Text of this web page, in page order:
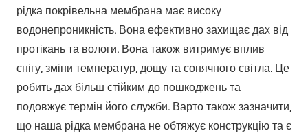
рідка покрівельна мембрана має високу
водонепроникність. Вона ефективно захищає дах від
протікань та вологи. Вона також витримує вплив
снігу, зміни температур, дощу та сонячного світла. Це
робить дах більш стійким до пошкоджень та
подовжує термін його служби. Варто також зазначити,
що наша рідка мембрана не обтяжує конструкцію та є